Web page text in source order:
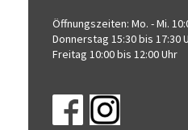
Öffnungszeiten: Mo. - Mi.
Donnerstag 15:30 bis 17:30
Freitag 10:00 bis 12:00 Uhr